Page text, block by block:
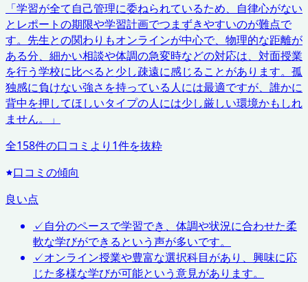
「学習が全て自己管理に委ねられているため、自律心がない
とレポートの期限や学習計画でつまずきやすいのが難点で
す。先生との関わりもオンラインが中心で、物理的な距離が
ある分、細かい相談や体調の急変時などの対応は、対面授業
を行う学校に比べると少し疎遠に感じることがあります。孤
独感に負けない強さを持っている人には最適ですが、誰かに
背中を押してほしいタイプの人には少し厳しい環境かもしれ
ません。 」
全158件の口コミより 1件を抜粋
口コミの傾向
良い点
✓自分のペースで学習でき、体調や状況に合わせた柔
軟な学びができるという声が多いです。
✓オンライン授業や豊富な選択科目があり、興味に応
じた多様な学びが可能という意見があります。